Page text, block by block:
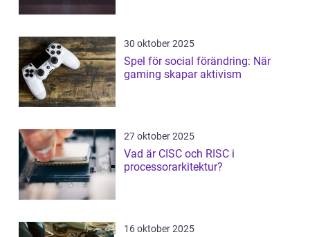
30 oktober 2025
Spel för social förändring: När
gaming skapar aktivism
27 oktober 2025
Vad är CISC och RISC i
processorarkitektur?
16 oktober 2025